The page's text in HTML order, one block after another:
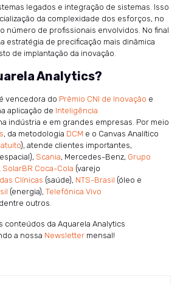
legados e integração de sistemas. Isso
da complexidade dos esforços, no
número de profissionais envolvidos. No final
estratégia de precificação mais dinâmica
de implantação da inovação.
Analytics?
vencedora do Prêmio CNI de Inovação e
aplicação de Inteligência
indústria e em grandes empresas. Por meio
, da metodologia DCM e o Canvas Analítico
), atende clientes importantes,
Scania, Mercedes-Benz, Grupo
SolarBR Coca-Cola (varejo
Clínicas (saúde), NTS-Brasil (óleo e
(energia), Telefônica Vivo
outros.
conteúdos da Aquarela Analytics
a nossa Newsletter mensal!